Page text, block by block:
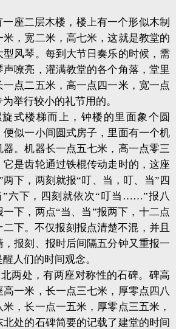
座二层木楼，楼上有一个形似木制
，宽二米，高七米，这就是教堂的
风琴。每到大节日奏乐的时候，需
嘹亮，灌满教堂的各个角落，堂里
点二五米，高一点四一米，宽一点
举行较小的礼节用的。
式楼梯而上，钟楼的里面象个圆
似一小间圆式房子，里面有一个机
。机器长一点五七米，高一点零三
是齿轮通过铁棍传动走时的，这座
下，两刻就报“叮、当，叮、当”四
”六下，四刻就依次“叮当……”报八
下，两点“当、当”报两下，十二点
下。不仅报刻报点清楚不混，并且
报刻、报时后间隔五分钟又重报一
人们的时间观念。
两处，有两座对称性的石碑。碑高
一米，长一点三七米，厚零点四八
，长一点一五米，厚零点三五米，
处的石碑简要的记载了建堂的时间